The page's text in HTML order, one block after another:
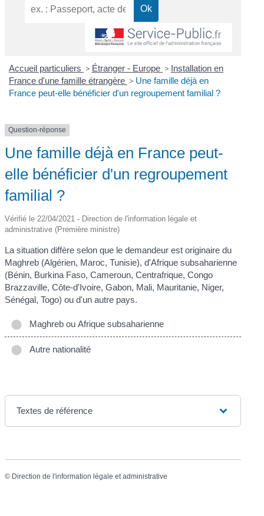
Accueil particuliers > Étranger - Europe > Installation en
France d'une famille étrangère > Une famille déjà en
France peut-elle bénéficier d'un regroupement familial ?
Question-réponse
Une famille déjà en France peut-
elle bénéficier d'un regroupement
familial ?
Vérifié le 22/04/2021 - Direction de l'information légale et
administrative (Première ministre)
La situation diffère selon que le demandeur est originaire du
Maghreb (Algérien, Maroc, Tunisie), d'Afrique subsaharienne
(Bénin, Burkina Faso, Cameroun, Centrafrique, Congo
Brazzaville, Côte-d'Ivoire, Gabon, Mali, Mauritanie, Niger,
Sénégal, Togo) ou d'un autre pays.
Maghreb ou Afrique subsaharienne
Autre nationalité
Textes de référence
© Direction de l'information légale et administrative